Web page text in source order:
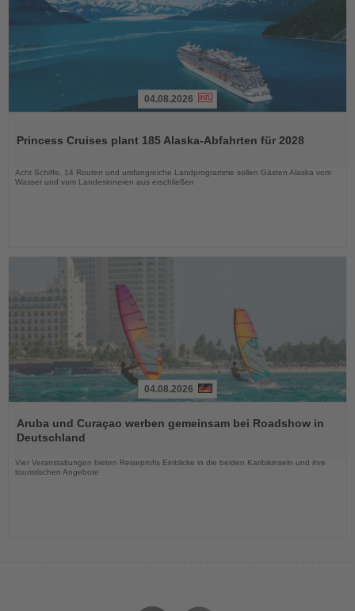
die
04.08.2026
Princess Cruises plant 185 Alaska-Abfahrten für 2028
Acht Schiffe, 14 Routen und umfangreiche Landprogramme sollen Gästen Alaska vom
Wasser und vom Landesinneren aus erschließen
Sie
die
04.08.2026
Aruba und Curaçao werben gemeinsam bei Roadshow in
Deutschland
Vier Veranstaltungen bieten Reiseprofis Einblicke in die beiden Karibikinseln und ihre
touristischen Angebote